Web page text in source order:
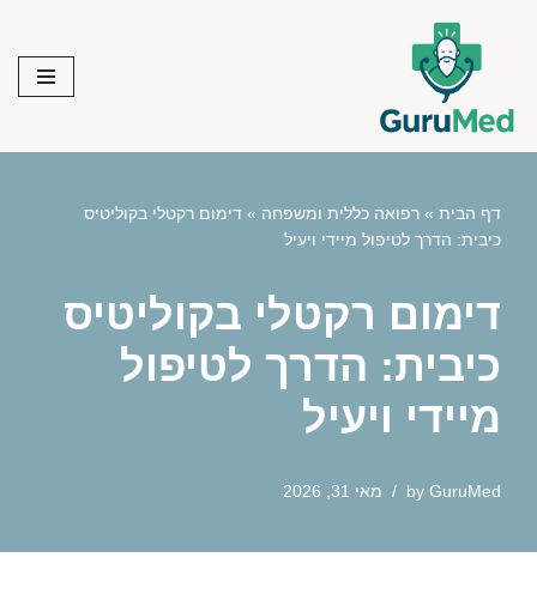
content
דף הבית » רפואה כללית ומשפחה » דימום רקטלי בקוליטיס
כיבית: הדרך לטיפול מיידי ויעיל
דימום רקטלי בקוליטיס
כיבית: הדרך לטיפול
מיידי ויעיל
by GuruMed מאי 31, 2026